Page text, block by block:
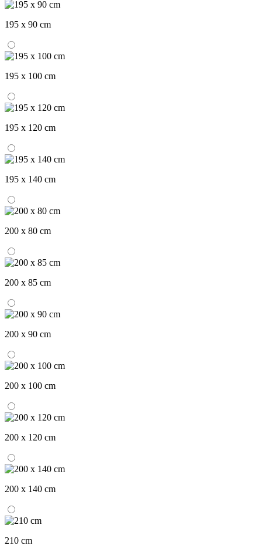
195 x 90 cm
195 x 100 cm
195 x 120 cm
195 x 140 cm
200 x 80 cm
200 x 85 cm
200 x 90 cm
200 x 100 cm
200 x 120 cm
200 x 140 cm
210 cm